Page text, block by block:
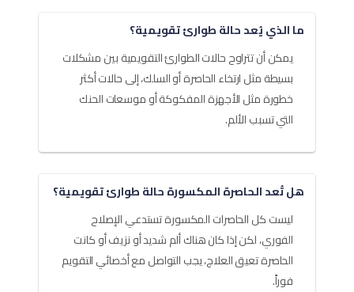
ما الذي يُعد حالة طوارئ تقويمية؟
يمكن أن تتراوح حالات الطوارئ التقويمية بين مشكلات
بسيطة مثل ارتخاء الحاصرة أو السلك، إلى حالات أكثر
خطورة مثل الأجهزة المفكوكة أو موسعات الحنك
التي تسبب الألم.
هل تُعد الحاصرة المكسورة حالة طوارئ تقويمية؟
ليست كل الحاصرات المكسورة تستدعي الإصلاح
الفوري، لكن إذا كان هناك ألم شديد أو نزيف أو كانت
الحاصرة تعيق العلاج، يجب التواصل مع أخصائي التقويم
فوراً.